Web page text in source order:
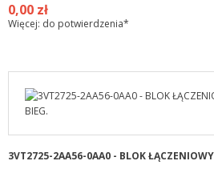
0,00 zł
Więcej: do potwierdzenia*
3VT2725-2AA56-0AA0 - BLOK